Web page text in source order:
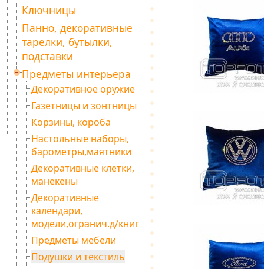
Ключницы
Панно, декоративные
тарелки, бутылки,
подставки
Предметы интерьера
Декоративное оружие
Газетницы и зонтницы
Корзины, короба
Настольные наборы,
барометры,маятники
Декоративные клетки,
манекены
Декоративные
календари,
модели,огранич.д/книг
Предметы мебели
Подушки и текстиль